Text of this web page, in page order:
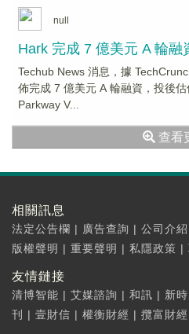
null
Hark 完成 7 億美元 A 輪融
Techub News 消息，據
佈完成 7 億美元 A 輪融資，投後
Parkway V...
查看
相關訊息
法定公告欄 | 廣告查詢 | 公司介紹
版權聲明 | 重要聲明 | 私隱政策 |
友情鏈接
清博智能 | 艾媒諮詢 | 和訊 | 新
刊
| 壹財信 | 權衡財經 | 攬富財經